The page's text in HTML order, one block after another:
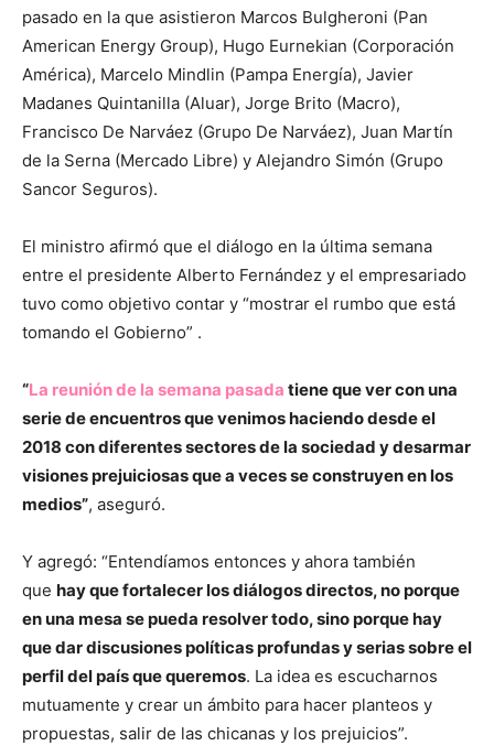
pasado en la que asistieron Marcos Bulgheroni (Pan
American Energy Group), Hugo Eurnekian (Corporación
América), Marcelo Mindlin (Pampa Energía), Javier
Madanes Quintanilla (Aluar), Jorge Brito (Macro),
Francisco De Narváez (Grupo De Narváez), Juan Martín
de la Serna (Mercado Libre) y Alejandro Simón (Grupo
Sancor Seguros).
El ministro afirmó que el diálogo en la última semana
entre el presidente Alberto Fernández y el empresariado
tuvo como objetivo contar y “mostrar el rumbo que está
tomando el Gobierno” .
“La reunión de la semana pasada tiene que ver con una
serie de encuentros que venimos haciendo desde el
2018 con diferentes sectores de la sociedad y desarmar
visiones prejuiciosas que a veces se construyen en los
medios”, aseguró.
Y agregó: “Entendíamos entonces y ahora también
que hay que fortalecer los diálogos directos, no porque
en una mesa se pueda resolver todo, sino porque hay
que dar discusiones políticas profundas y serias sobre el
perfil del país que queremos. La idea es escucharnos
mutuamente y crear un ámbito para hacer planteos y
propuestas, salir de las chicanas y los prejuicios”.